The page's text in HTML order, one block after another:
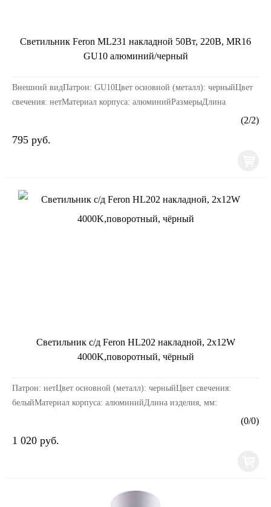
Светильник Feron ML231 накладной 50Вт, 220В, MR16
GU10 алюминий/черный
Внешний видПатрон: GU10Цвет основной (металл): черныйЦвет
свечения: нетМатериал корпуса: алюминийРазмерыДлина
(2/2)
795 руб.
Светильник с/д Feron HL202 накладной, 2x12W
4000K,поворотный, чёрный
Патрон: нетЦвет основной (металл): черныйЦвет свечения:
белыйМатериал корпуса: алюминийДлина изделия, мм:
240Ширина изделия, мм: 55Высота изделия, мм: 180Мощнос...
(0/0)
1 020 руб.